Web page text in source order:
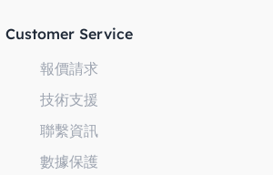
Customer Service
報價請求
技術支援
聯繫資訊
數據保護